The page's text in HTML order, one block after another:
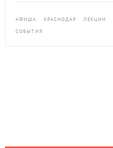
АФИША КРАСНОДАР ЛЕКЦИИ
СОБЫТИЯ